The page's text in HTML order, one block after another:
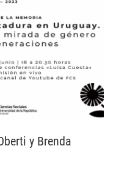
y Brenda